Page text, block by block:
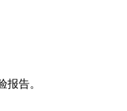
告。